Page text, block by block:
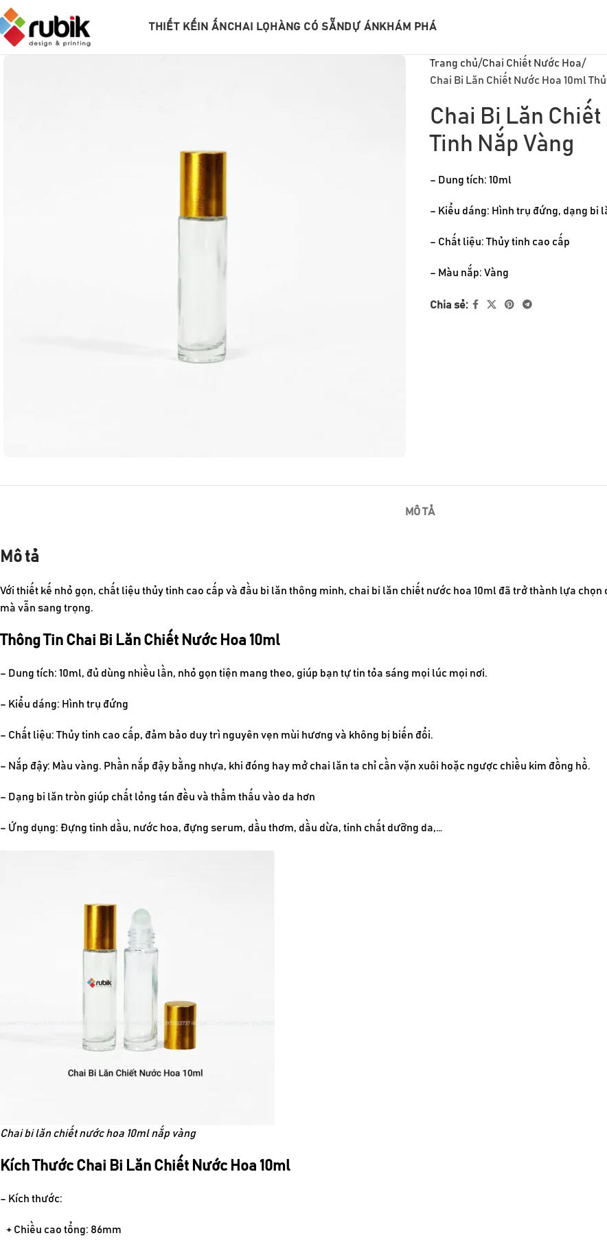
THIẾT KẾ IN ẤN CHAI LỌ HÀNG CÓ SẴN DỰ ÁN KHÁM PHÁ
Trang chủ Chai Chiết Nước Hoa
Chai Bi Lăn Chiết Nước Hoa 10ml
Chai Bi Lăn
Tinh Nắp Vàng
– Dung tích: 10ml
– Kiểu dáng: Hình trụ đứng, dạng bi
– Chất liệu: Thủy tinh cao cấp
– Màu nắp: Vàng
Chia sẻ:
MÔ TẢ
Mô tả
Với thiết kế nhỏ gọn, chất liệu thủy tinh cao cấp và đầu bi lăn thông minh, chai bi lăn chiết nước hoa 10ml đã trở thành lựa
mà vẫn sang trọng.
Thông Tin Chai Bi Lăn Chiết Nước Hoa 10ml
– Dung tích: 10ml, đủ dùng nhiều lần, nhỏ gọn tiện mang theo, giúp bạn tự tin tỏa sáng mọi lúc mọi nơi.
– Kiểu dáng: Hình trụ đứng
– Chất liệu: Thủy tinh cao cấp, đảm bảo duy trì nguyên vẹn mùi hương và không bị biến đổi.
– Nắp đậy: Màu vàng. Phần nắp đậy bằng nhựa, khi đóng hay mở chai lăn ta chỉ cần vặn xuôi hoặc ngược chiều kim đồng hồ.
– Dạng bi lăn tròn giúp chất lỏng tán đều và thẩm thấu vào da hơn
– Ứng dụng: Đựng tinh dầu, nước hoa, đựng serum, dầu thơm, dầu dừa, tinh chất dưỡng da,…
Chai bi lăn chiết nước hoa 10ml nắp vàng
Kích Thước Chai Bi Lăn Chiết Nước Hoa 10ml
– Kích thước:
+ Chiều cao tổng: 86mm